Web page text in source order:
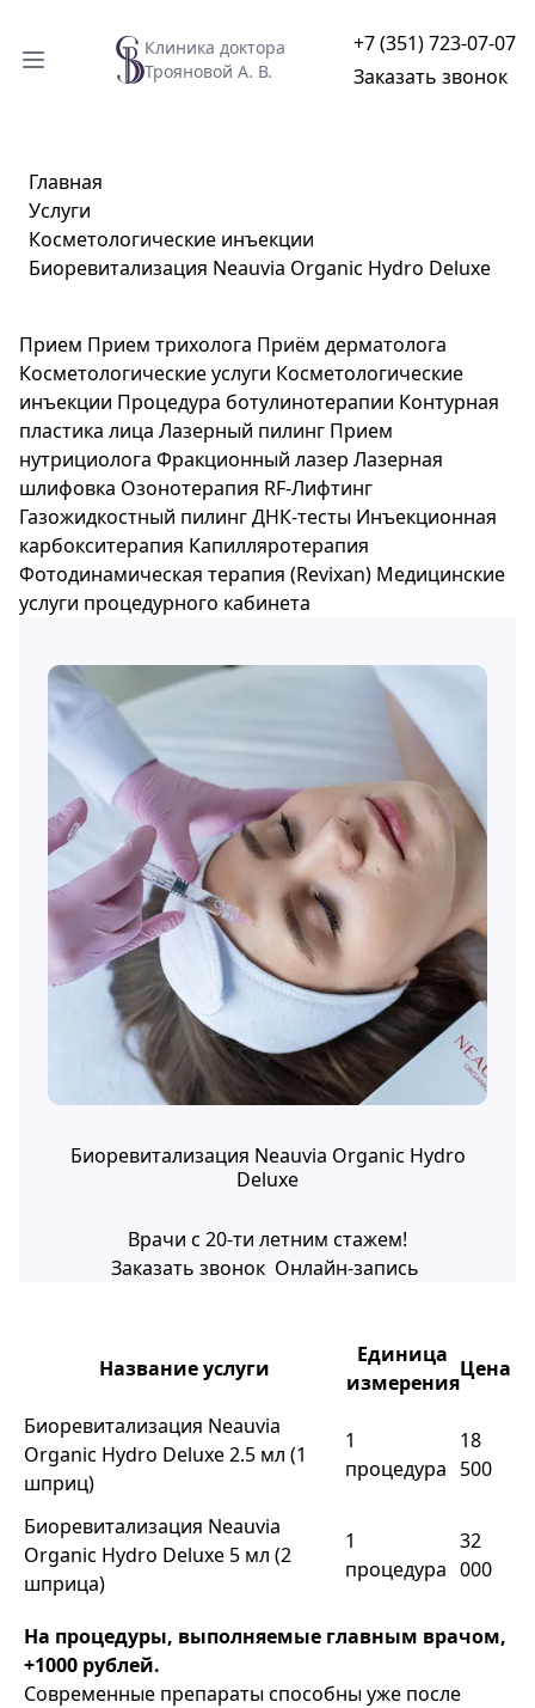
Клиника доктора
Трояновой А. В.
+7 (351) 723-07-07
Заказать звонок
Главная
Услуги
Косметологические инъекции
Биоревитализация Neauvia Organic Hydro Deluxe
Прием Прием трихолога Приём дерматолога
Косметологические услуги Косметологические
инъекции Процедура ботулинотерапии Контурная
пластика лица Лазерный пилинг Прием
нутрициолога Фракционный лазер Лазерная
шлифовка Озонотерапия RF-Лифтинг
Газожидкостный пилингДНК-тесты Инъекционная
карбокситерапия Капилляротерапия
Фотодинамическая терапия (Revixan) Медицинские
услуги процедурного кабинета
Биоревитализация Neauvia Organic Hydro
Deluxe
Врачи с 20-ти летним стажем!
Заказать звонок Онлайн-запись
Название услуги
Единица
измерения
Цена
Биоревитализация Neauvia
Organic Hydro Deluxe 2.5 мл (1
шприц)
1
процедура
18
500
Биоревитализация Neauvia
Organic Hydro Deluxe 5 мл (2
шприца)
1
процедура
32
000
На процедуры, выполняемые главным врачом,
+1000 рублей.
Современные препараты способны уже после